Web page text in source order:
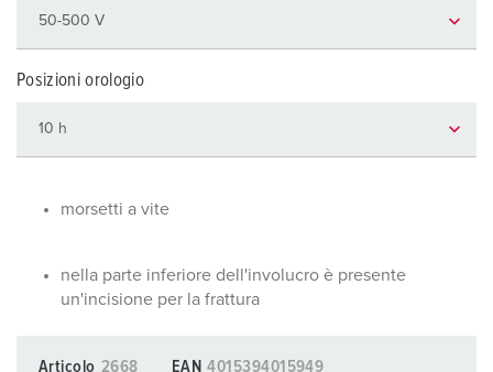
Posizioni orologio
morsetti a vite
nella parte inferiore dell'involucro è presente
un'incisione per la frattura
Articolo 2668 EAN 4015394015949